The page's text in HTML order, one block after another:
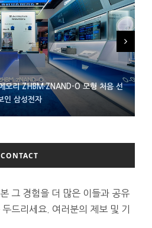
모리 ZHBM·ZNAND-O 모형 처음 선
인 삼성전자
‘CX9406’ 제품 이미지 유출
료 선물 나누는 마이크로소프트
CONTACT
그 경험을 더 많은 이들과 공유
드리세요. 여러분의 제보 및 기